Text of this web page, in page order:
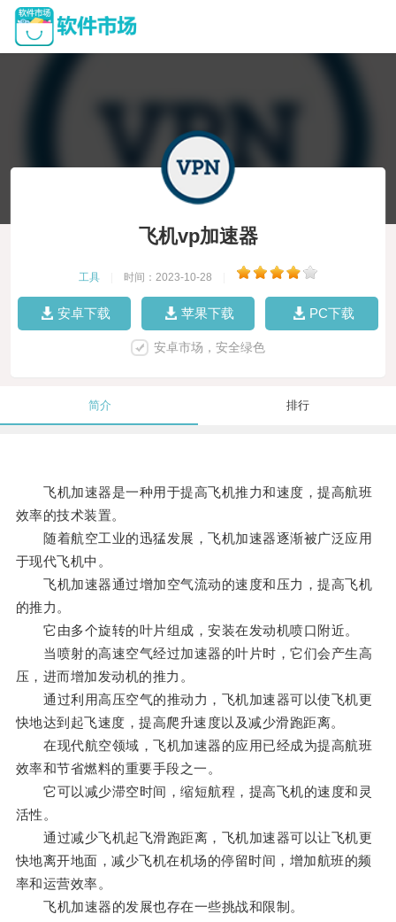
飞机vp加速器
工具 时间：2023-10-28
安卓下载 苹果下载 PC下载
安卓市场，安全绿色
简介 排行
飞机加速器是一种用于提高飞机推力和速度，提高航班
效率的技术装置。
随着航空工业的迅猛发展，飞机加速器逐渐被广泛应用
于现代飞机中。
飞机加速器通过增加空气流动的速度和压力，提高飞机
的推力。
它由多个旋转的叶片组成，安装在发动机喷口附近。
当喷射的高速空气经过加速器的叶片时，它们会产生高
压，进而增加发动机的推力。
通过利用高压空气的推动力，飞机加速器可以使飞机更
快地达到起飞速度，提高爬升速度以及减少滑跑距离。
在现代航空领域，飞机加速器的应用已经成为提高航班
效率和节省燃料的重要手段之一。
它可以减少滞空时间，缩短航程，提高飞机的速度和灵
活性。
通过减少飞机起飞滑跑距离，飞机加速器可以让飞机更
快地离开地面，减少飞机在机场的停留时间，增加航班的频
率和运营效率。
飞机加速器的发展也存在一些挑战和限制。